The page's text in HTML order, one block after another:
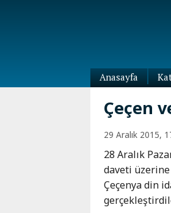
Anasayfa
Çeçen
29 Aralık 2015,
28 Aralık
daveti
Çeçenya din